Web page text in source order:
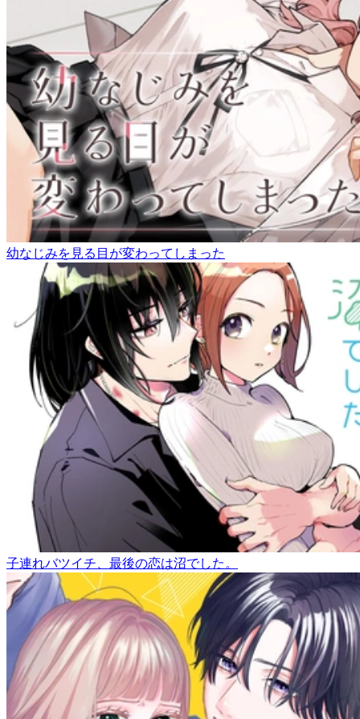
幼なじみを見る目が変わってしまった
子連れバツイチ、最後の恋は沼でした。